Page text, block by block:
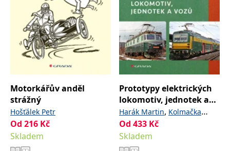
Motorkářův anděl
strážný
Hošťálek Petr
Od 216 Kč
Skladem
Prototypy elektrických
lokomotiv, jednotek a
vozů
Harák Martin, Kolmačka
Rostislav
Od 433 Kč
Skladem